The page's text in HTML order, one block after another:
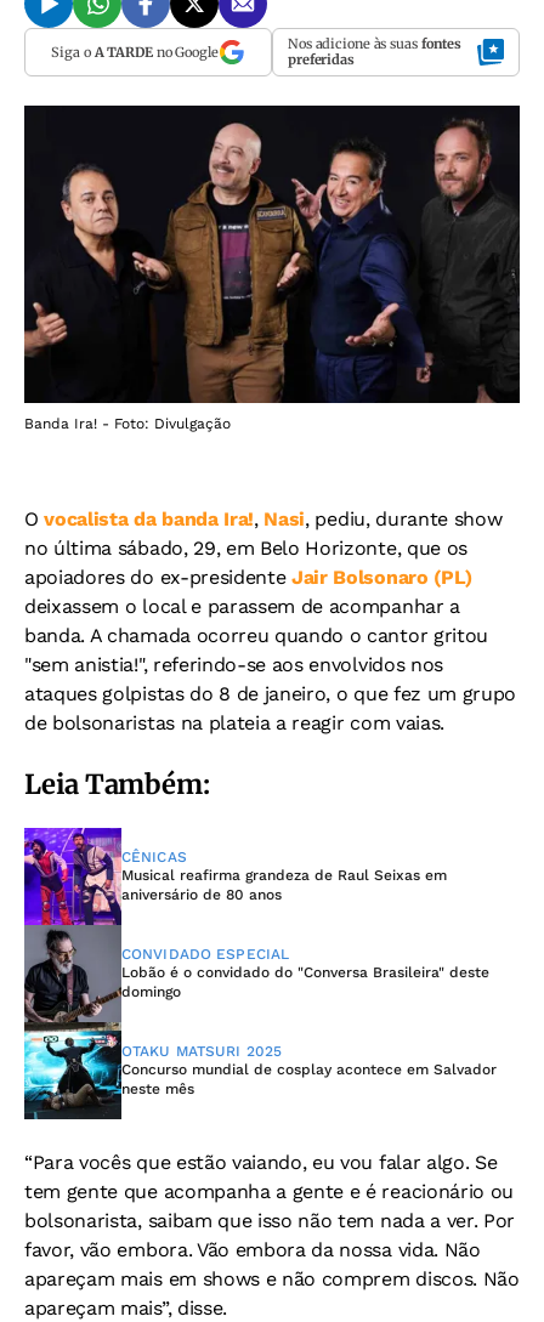
Siga o A TARDEno Google Nos adicione às suas fontes
preferidas
Banda Ira! - Foto: Divulgação
Ovocalista da banda Ira!, Nasi, pediu, durante show
no última sábado, 29, em Belo Horizonte, que os
apoiadores do ex-presidenteJair Bolsonaro (PL)
deixassem o local e parassem de acompanhar a
banda. A chamada ocorreu quando o cantor gritou
"sem anistia!", referindo-se aos envolvidos nos
ataques golpistas do 8 de janeiro, o que fez um grupo
de bolsonaristas na plateia a reagir com vaias.
Leia Também:
CÊNICAS
Musical reafirma grandeza de Raul Seixas em
aniversário de 80 anos
CONVIDADO ESPECIAL
Lobão é o convidado do "Conversa Brasileira" deste
domingo
OTAKU MATSURI 2025
Concurso mundial de cosplay acontece em Salvador
neste mês
“Para vocês que estão vaiando, eu vou falar algo. Se
tem gente que acompanha a gente e é reacionário ou
bolsonarista, saibam que isso não tem nada a ver. Por
favor, vão embora. Vão embora da nossa vida. Não
apareçam mais em shows e não comprem discos. Não
apareçam mais”, disse.